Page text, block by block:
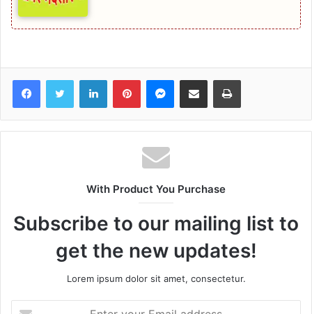
FacebookTwitter LinkedInPinterestMessenger
Share via Email Print
With Product You Purchase
Subscribe to our mailing list to
get the new updates!
Lorem ipsum dolor sit amet, consectetur.